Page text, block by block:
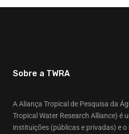
Sobre a TWRA
A Aliança Tropical de Pesquisa da
Tropical Water Research Alliance) é
instituições (públicas e privadas) e